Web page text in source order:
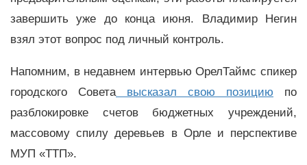
завершить уже до конца июня. Владимир Негин
взял этот вопрос под личный контроль.
Напомним, в недавнем интервью ОрелТаймс спикер
городского Советавысказал свою позицию по
разблокировке счетов бюджетных учреждений,
массовому спилу деревьев в Орле и перспективе
МУП «ТТП».